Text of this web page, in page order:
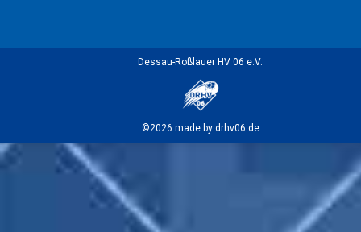
Dessau-Roßlauer HV 06 e.V.
©2026 made by drhv06.de